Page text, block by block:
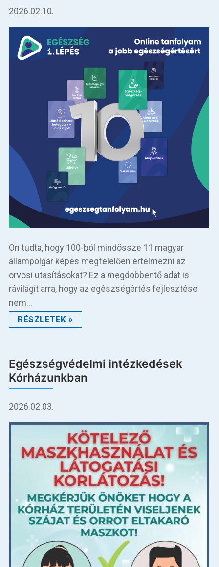
2026.02.10.
Ön tudta, hogy 100-ból mindössze 11 magyar
állampolgár képes megfelelően értelmezni az
orvosi utasításokat? Ez a megdöbbentő adat is
rávilágít arra, hogy az egészségértés fejlesztése
nem…
RÉSZLETEK »
Egészségvédelmi intézkedések
Kórházunkban
2026.02.03.